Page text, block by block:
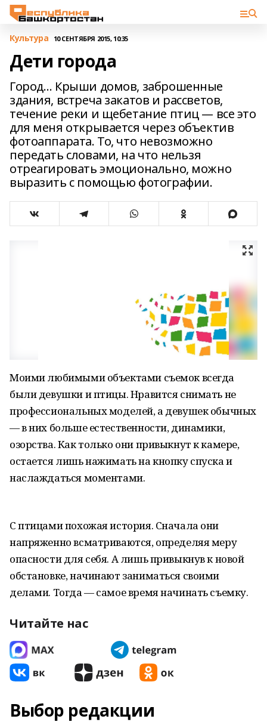
Культура 10 СЕНТЯБРЯ 2015, 10:35
Дети города
Город… Крыши домов, заброшенные
здания, встреча закатов и рассветов,
течение реки и щебетание птиц — все это
для меня открывается через объектив
фотоаппарата. То, что невозможно
передать словами, на что нельзя
отреагировать эмоционально, можно
выразить с помощью фотографии.
Моими любимыми объектами съемок всегда
были девушки и птицы. Нравится снимать не
профессиональных моделей, а девушек обычных
— в них больше естественности, динамики,
озорства. Как только они привыкнут к камере,
остается лишь нажимать на кнопку спуска и
наслаждаться моментами.
С птицами похожая история. Сначала они
напряженно всматриваются, определяя меру
опасности для себя. А лишь привыкнув к новой
обстановке, начинают заниматься своими
делами. Тогда — самое время начинать съемку.
Читайте нас
Выбор редакции